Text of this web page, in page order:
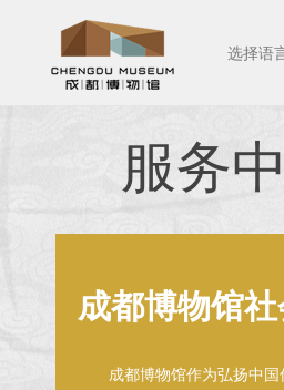
选择语
服务
成都博物馆
成都博物馆作为弘扬中